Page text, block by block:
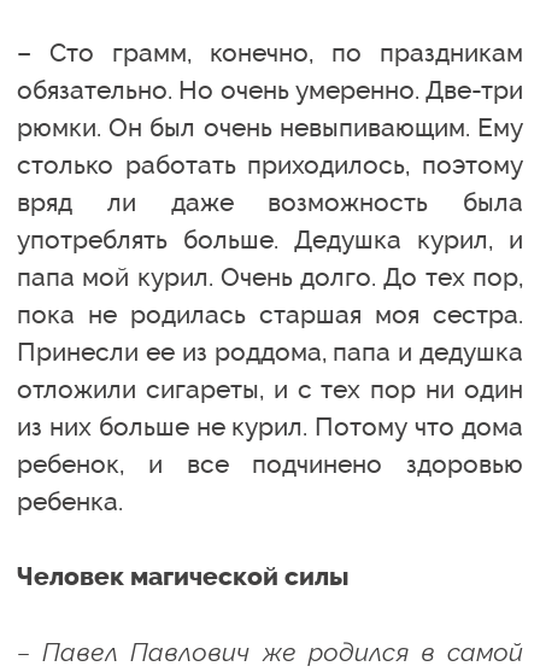
– Сто грамм, конечно, по праздникам
обязательно. Но очень умеренно. Две-три
рюмки. Он был очень невыпивающим. Ему
столько работать приходилось, поэтому
вряд ли даже возможность была
употреблять больше. Дедушка курил, и
папа мой курил. Очень долго. До тех пор,
пока не родилась старшая моя сестра.
Принесли ее из роддома, папа и дедушка
отложили сигареты, и с тех пор ни один
из них больше не курил. Потому что дома
ребенок, и все подчинено здоровью
ребенка.
Человек магической силы
– Павел Павлович же родился в самой